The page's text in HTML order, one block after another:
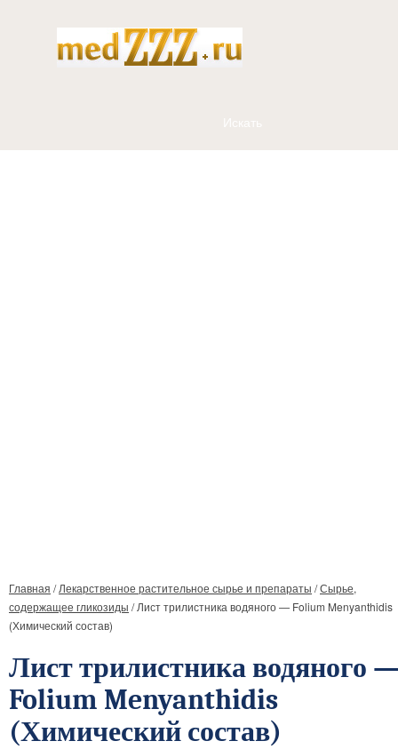
Главная /Лекарственное растительное сырье и препараты /Сырье,
содержащее гликозиды /Лист трилистника водяного — Folium Menyanthidis
(Химический состав)
Лист трилистника водяного
Folium Menyanthidis
(Химический состав)